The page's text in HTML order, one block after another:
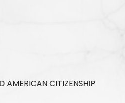
AMERICAN CITIZENSHIP